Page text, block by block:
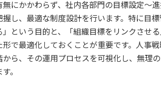
にかかわらず、社内各部門の目標設定～
握し、最適な制度設計を行います。特に目
という目的と、「組織目標をリンクさせ
形で最適化しておくことが重要です。人事
ら、その運用プロセスを可視化し、無理
。